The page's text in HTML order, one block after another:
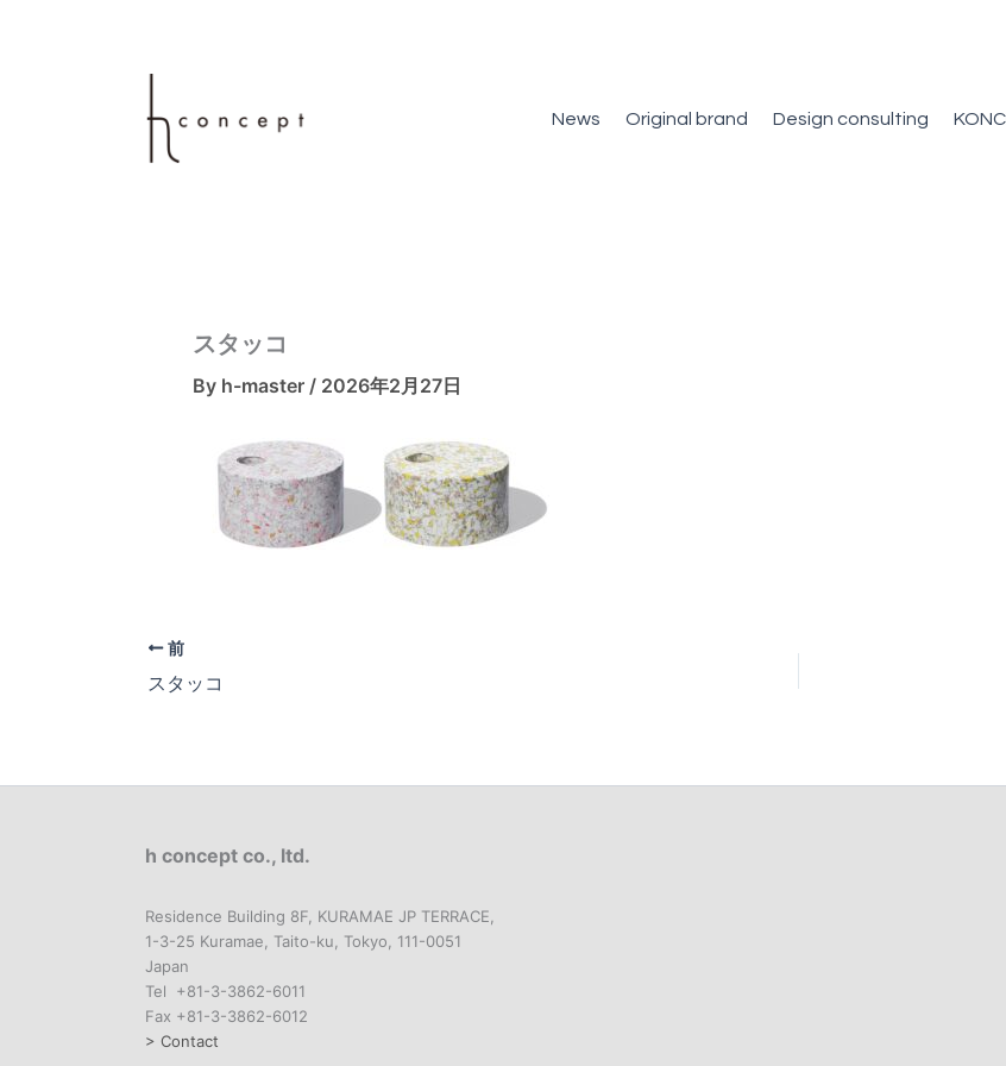
News Original brand Design consulting
スタッコ
By h-master / 2026年2月27日
前
スタッコ
h concept co., ltd.
Residence Building 8F, KURAMAE JP TERRACE,
1-3-25 Kuramae, Taito-ku, Tokyo, 111-0051
Japan
Tel +81-3-3862-6011
Fax +81-3-3862-6012
> Contact